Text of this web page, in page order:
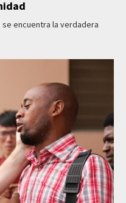
se encuentra la verdadera